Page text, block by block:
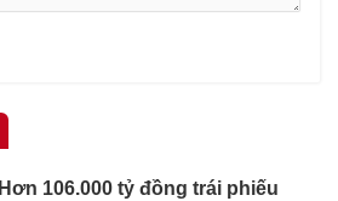
Hơn 106.000 tỷ đồng trái phiếu